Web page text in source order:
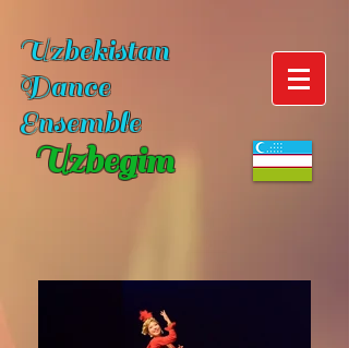
Uzbekistan
Dance
Ensemble
Uzbegim